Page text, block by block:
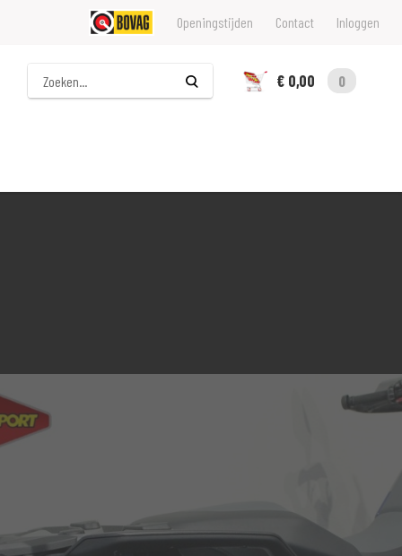
Openingstijden Contact Inloggen
Zoeken
€ 0,00
0